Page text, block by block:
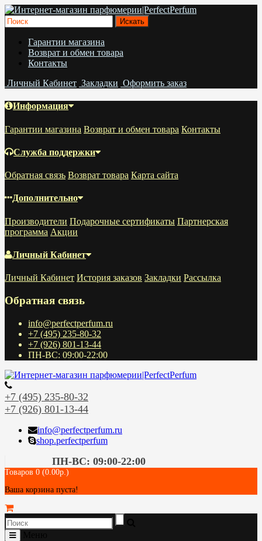
Гарантии магазина
Возврат и обмен товара
Контакты
Личный Кабинет Закладки Оформить заказ
Информация
Гарантии магазина Возврат и обмен товара Контакты
Служба поддержки
Обратная связь Возврат товара Карта сайта
Дополнительно
Производители Подарочные сертификаты Партнерская
программа Акции
Личный Кабинет
Личный Кабинет История заказов Закладки Рассылка
Обратная связь
info@perfectperfum.ru
+7 (495) 235-80-32
+7 (926) 801-13-44
ПН-ВС: 09:00-22:00
+7 (495) 235-80-32
+7 (926) 801-13-44
info@perfectperfum.ru
shop.perfectperfum
ПН-ВС: 09:00-22:00
Товаров 0 (0.00р.)
Ваша корзина пуста!